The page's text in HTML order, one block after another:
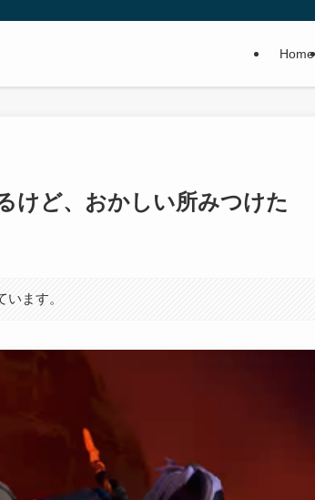
Home
けど、おかしい所みつけた
ます。